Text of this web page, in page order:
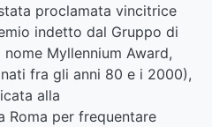
proclamata vincitrice
indetto dal Gruppo di
Myllennium Award,
fra gli anni 80 e i 2000),
alla
Roma per frequentare